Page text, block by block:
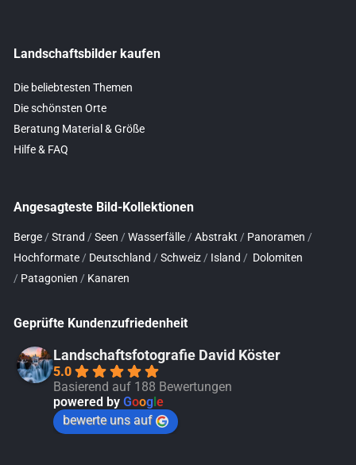
Landschaftsbilder kaufen
Die beliebtesten Themen
Die schönsten Orte
Beratung Material & Größe
Hilfe & FAQ
Angesagteste Bild-Kollektionen
Berge/ Strand / Seen / Wasserfälle/ Abstrakt / Panoramen /
Hochformate/ Deutschland / Schweiz/ Island / Dolomiten
/ Patagonien / Kanaren
Geprüfte Kundenzufriedenheit
Landschaftsfotografie David Köster
5.0
Basierend auf 188 Bewertungen
powered by Goog e
bewerte uns auf